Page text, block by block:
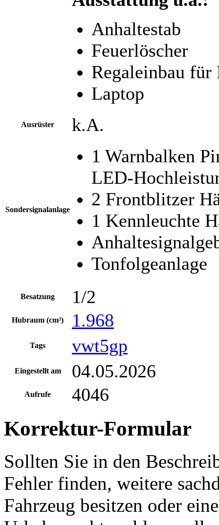
Anhaltestab
Feuerlöscher
Regaleinbau für
Laptop
Ausrüster k.A.
Sondersignalanlage
1 Warnbalken
LED-
2 Frontblitzer
1 Kennleuchte
Tonfolgeanlage
Besatzung 1/2
Hubraum (cm³) 1.968
Tags vwt5gp
Eingestellt am 04.05.2026
Aufrufe 4046
Korrektur-Formular
Sollten Sie in den
Fehler finden, weitere
Fahrzeug besitzen oder